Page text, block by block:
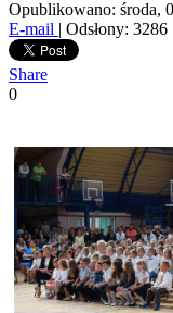
Opublikowano: środa,
E-mail | Odsłony: 3286
Share
0